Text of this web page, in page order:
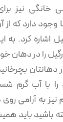
خانگی نیز
وجود دارد که
اشاره کرد.
را در دهان
دهانتان
با آب گرم
به آرامی
باشید باید